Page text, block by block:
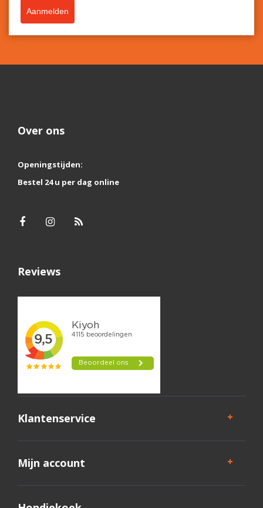
Aanmelden
Over ons
Openingstijden:
Bestel 24 u per dag online
Reviews
Klantenservice
Mijn account